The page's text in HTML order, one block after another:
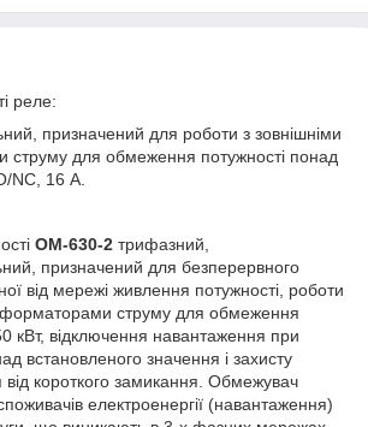
реле:
призначений для роботи з зовнішніми
струму для обмеження потужності понад
NC, 16 А.
OM-630-2 трифазний,
призначений для безперервного
від мережі живлення потужності, роботи
струму для обмеження
кВт, відключення навантаження при
встановленого значення і захисту
від короткого замикання. Обмежувач
електроенергії (навантаження)